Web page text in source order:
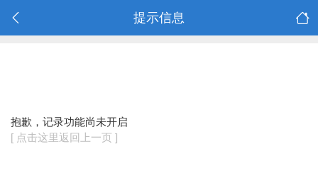
提示信息
抱歉，记录功能尚未开启
[ 点击这里返回上一页 ]